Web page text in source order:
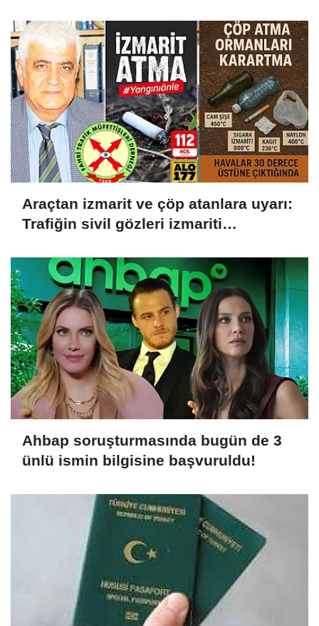
Hukuksuzdur’
Araçtan izmarit ve çöp atanlara uyarı:
Trafiğin sivil gözleri izmariti
Ahbap soruşturmasında bugün de 3
ünlü ismin bilgisine başvuruldu!